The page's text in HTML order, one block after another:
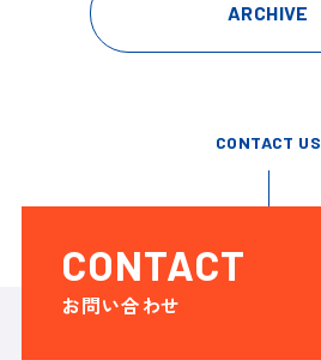
ARCHIVE
CONTACT US
CONTACT
お問い合わせ